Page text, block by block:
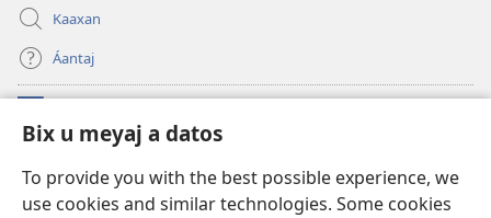
Bix u meyaj a datos
To provide you with the best possible experience, we
use cookies and similar technologies. Some cookies
Kaaxan
Áantaj
(opens
new
Biblioteca ich Internet tiʼ le Watchtoweroʼ™
(opens
new